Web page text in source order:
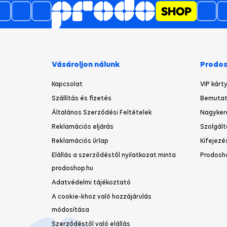
Vásároljon nálunk
Kapcsolat
Szállítás és fizetés
Általános Szerződési Feltételek
Reklamációs eljárás
Reklamációs űrlap
Elállás a szerződéstől nyilatkozat minta
prodoshop.hu
Adatvédelmi tájékoztató
A cookie-khoz való hozzájárulás
módosítása
Szerződéstől való elállás
VIP